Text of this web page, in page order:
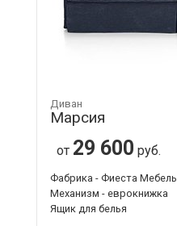
Диван
Марсия
от 29 600 руб.
Фабрика - Фиеста Мебель
Механизм - еврокнижка
Ящик для белья